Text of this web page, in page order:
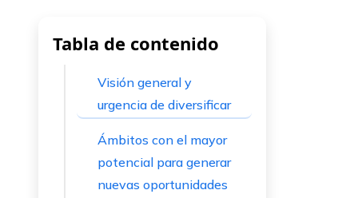
Tabla de contenido
Visión general y
urgencia de diversificar
Ámbitos con el mayor
potencial para generar
nuevas oportunidades